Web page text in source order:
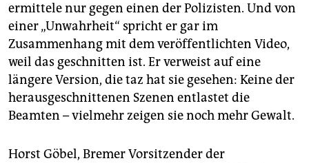
ermittele nur gegen einen der Polizisten. Und von
einer „Unwahrheit“ spricht er gar im
Zusammenhang mit dem veröffentlichten Video,
weil das geschnitten ist. Er verweist auf eine
längere Version, die taz hat sie gesehen: Keine der
herausgeschnittenen Szenen entlastet die
Beamten – vielmehr zeigen sie noch mehr Gewalt.
Horst Göbel, Bremer Vorsitzender der